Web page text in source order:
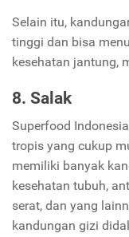
Selain itu,
tinggi dan bisa
kesehatan jantung,
8. Salak
Superfood
tropis yang cukup
memiliki banyak
kesehatan tubuh,
serat, dan yang
kandungan gizi